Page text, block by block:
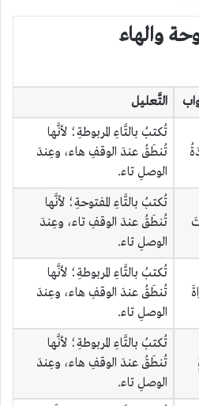
والهاء
التَّعليل
تُكتبُ بالتَّاءِ المربوطةِ؛ لأنَّها
تُنطَقُ عندَ الوقفِ هاء، وعِندَ
الوصلِ تاء.
تُكتبُ بالتَّاءِ المفتوحةِ؛ لأنَّها
تُنطَقُ عندَ الوقفِ تاء، وعِندَ
الوصلِ تاء.
تُكتبُ بالتَّاءِ المربوطةِ؛ لأنَّها
تُنطَقُ عندَ الوقفِ هاء، وعِندَ
الوصلِ تاء.
تُكتبُ بالتَّاءِ المربوطةِ؛ لأنَّها
تُنطَقُ عندَ الوقفِ هاء، وعِندَ
الوصلِ تاء.